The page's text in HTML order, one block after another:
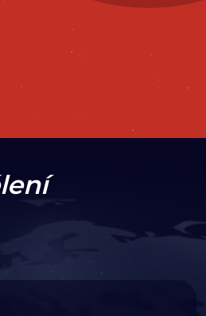
UI/UX Návrh
Drupal Podpora